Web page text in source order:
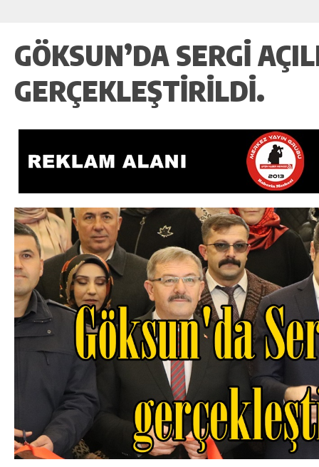
GÖKSUN’DA SERGI
GERÇEKLEŞTIRILDI.